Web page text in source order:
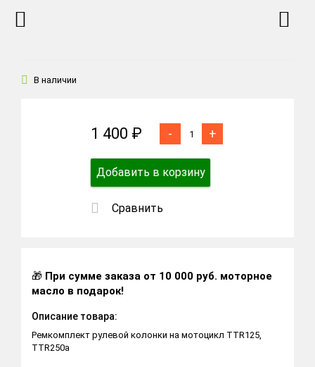
В наличии
1 400 ₽ - +
Добавить в корзину
Сравнить
🎁 При сумме заказа от 10 000 руб. моторное
масло в подарок!
Описание товара:
Ремкомплект рулевой колонки на мотоцикл TTR125,
TTR250a